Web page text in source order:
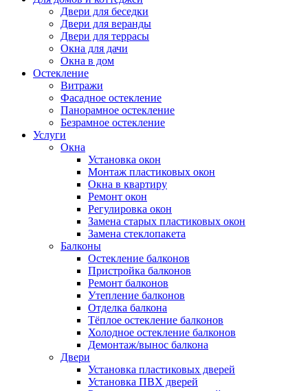
Двери для беседки
Двери для веранды
Двери для террасы
Окна для дачи
Окна в дом
Остекление
Витражи
Фасадное остекление
Панорамное остекление
Безрамное остекление
Услуги
Окна
Установка окон
Монтаж пластиковых окон
Окна в квартиру
Ремонт окон
Регулировка окон
Замена старых пластиковых окон
Замена стеклопакета
Балконы
Остекление балконов
Пристройка балконов
Ремонт балконов
Утепление балконов
Отделка балкона
Тёплое остекление балконов
Холодное остекление балконов
Демонтаж/вынос балкона
Двери
Установка пластиковых дверей
Установка ПВХ дверей